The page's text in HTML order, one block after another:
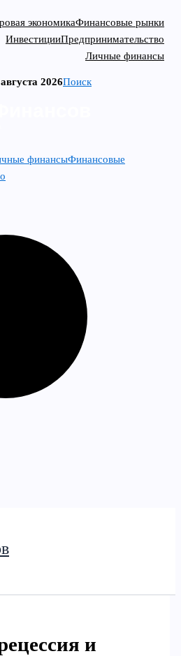
экономикаФинансовые рынки
ИнвестицииПредпринимательство
Личные финансы
2026Поиск
финансыФинансовые
и